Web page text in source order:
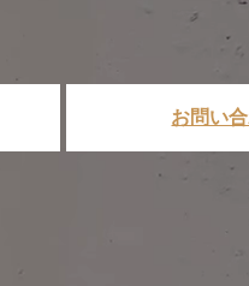
お問い